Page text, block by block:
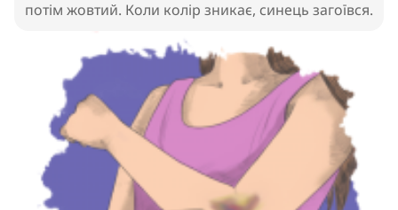
потім жовтий. Коли колір зникає, синець загоївся.